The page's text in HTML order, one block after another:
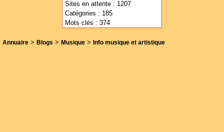
Sites en attente : 1207
Catégories : 185
Mots clés : 374
Annuaire > Blogs > Musique > Info musique et artistique